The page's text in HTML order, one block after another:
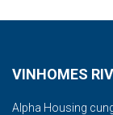
VINHOMES
Alpha Housing